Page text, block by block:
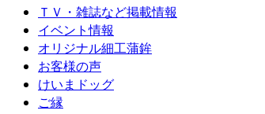
ＴＶ・雑誌など掲載情報
イベント情報
オリジナル細工蒲鉾
お客様の声
けいまドッグ
ご縁